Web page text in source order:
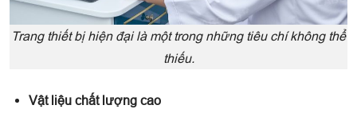
Trang thiết bị hiện đại là một trong những tiêu chí không thể
thiếu.
Vật liệu chất lượng cao